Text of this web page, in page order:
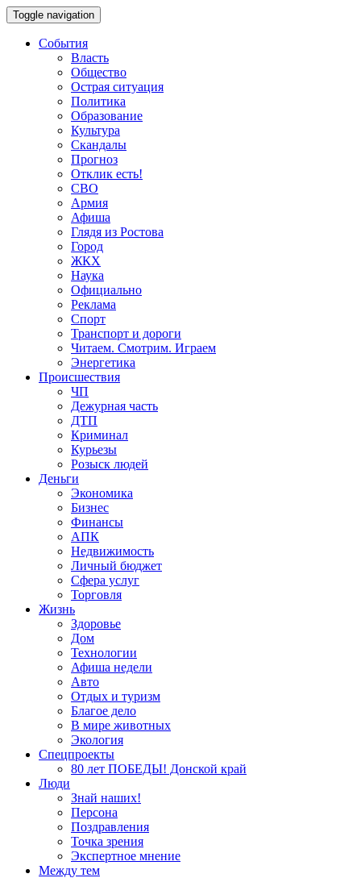
Toggle navigation
События
Власть
Общество
Острая ситуация
Политика
Образование
Культура
Скандалы
Прогноз
Отклик есть!
СВО
Армия
Афиша
Глядя из Ростова
Город
ЖКХ
Наука
Официально
Реклама
Спорт
Транспорт и дороги
Читаем. Смотрим. Играем
Энергетика
Происшествия
ЧП
Дежурная часть
ДТП
Криминал
Курьезы
Розыск людей
Деньги
Экономика
Бизнес
Финансы
АПК
Недвижимость
Личный бюджет
Сфера услуг
Торговля
Жизнь
Здоровье
Дом
Технологии
Афиша недели
Авто
Отдых и туризм
Благое дело
В мире животных
Экология
Спецпроекты
80 лет ПОБЕДЫ! Донской край
Люди
Знай наших!
Персона
Поздравления
Точка зрения
Экспертное мнение
Между тем